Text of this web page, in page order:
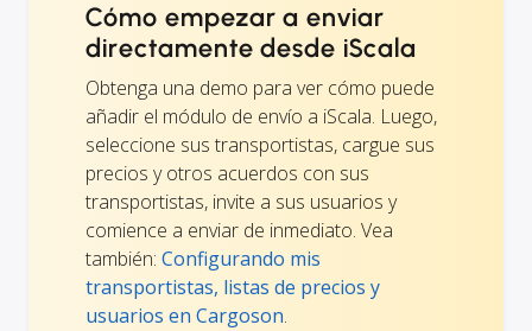
Cómo empezar a enviar
directamente desde iScala
Obtenga una demo para ver cómo puede
añadir el módulo de envío a iScala. Luego,
seleccione sus transportistas, cargue sus
precios y otros acuerdos con sus
transportistas, invite a sus usuarios y
comience a enviar de inmediato. Vea
también: Configurando mis
transportistas, listas de precios y
usuarios en Cargoson.